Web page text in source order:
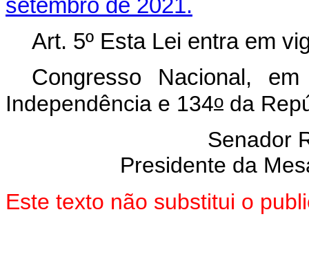
setembro de 2021.
Art. 5º Esta Lei entra em
Congresso Nacional,
Independência e 134o da
Senador
Presidente da
Este texto não substitui o